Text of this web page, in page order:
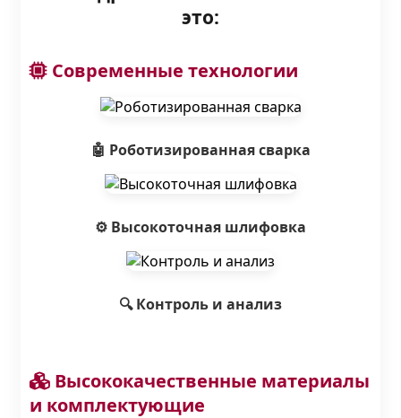
это:
Современные технологии
🤖 Роботизированная сварка
⚙️ Высокоточная шлифовка
🔍 Контроль и анализ
Высококачественные материалы
и комплектующие